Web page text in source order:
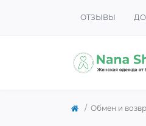
ОТЗЫВЫ
Обмен и